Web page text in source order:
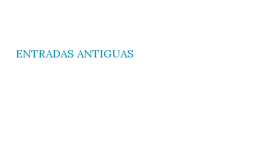
ENTRADAS ANTIGUAS